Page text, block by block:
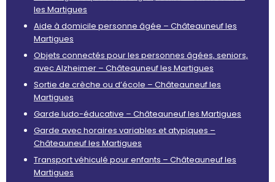
les Martigues
Aide à domicile personne âgée – Châteauneuf les
Martigues
Objets connectés pour les personnes âgées, seniors,
avec Alzheimer – Châteauneuf les Martigues
Sortie de crèche ou d’école – Châteauneuf les
Martigues
Garde ludo-éducative – Châteauneuf les Martigues
Garde avec horaires variables et atypiques –
Châteauneuf les Martigues
Transport véhiculé pour enfants – Châteauneuf les
Martigues